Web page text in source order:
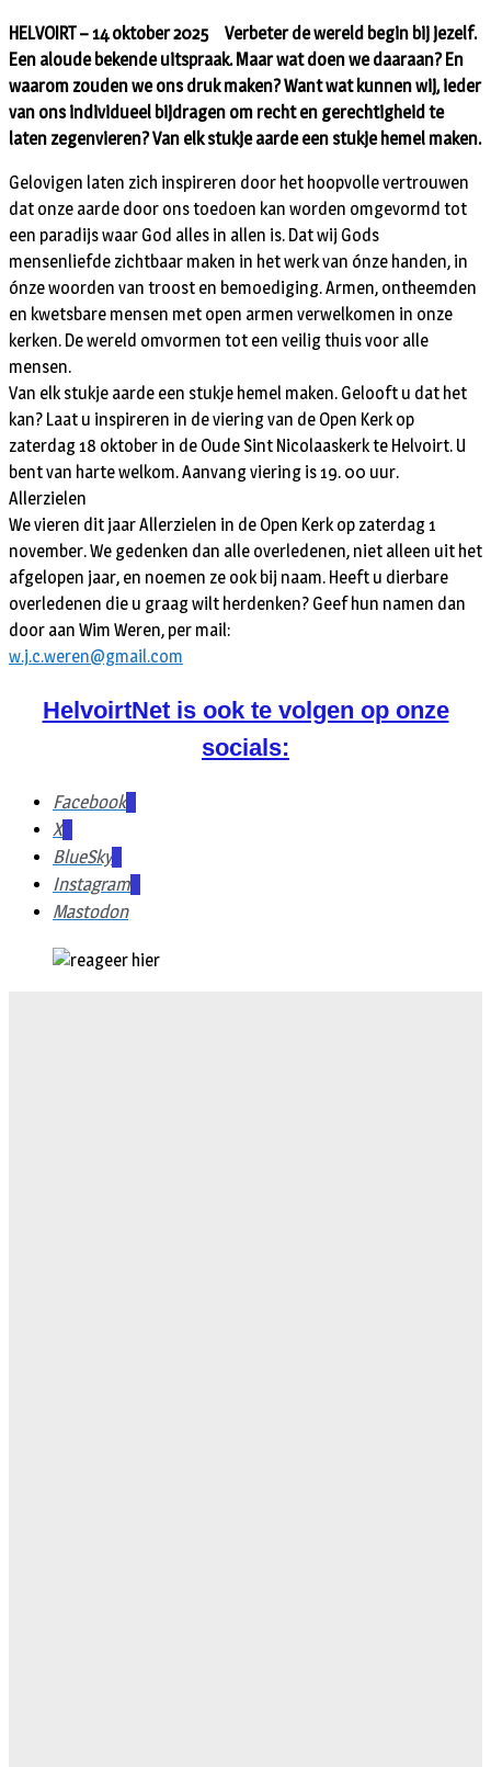
HELVOIRT – 14 oktober 2025 Verbeter de wereld begin bij jezelf.
Een aloude bekende uitspraak. Maar wat doen we daaraan? En
waarom zouden we ons druk maken? Want wat kunnen wij, ieder
van ons individueel bijdragen om recht en gerechtigheid te
laten zegenvieren? Van elk stukje aarde een stukje hemel maken.
Gelovigen laten zich inspireren door het hoopvolle vertrouwen
dat onze aarde door ons toedoen kan worden omgevormd tot
een paradijs waar God alles in allen is. Dat wij Gods
mensenliefde zichtbaar maken in het werk van ónze handen, in
ónze woorden van troost en bemoediging. Armen, ontheemden
en kwetsbare mensen met open armen verwelkomen in onze
kerken. De wereld omvormen tot een veilig thuis voor alle
mensen.
Van elk stukje aarde een stukje hemel maken. Gelooft u dat het
kan? Laat u inspireren in de viering van de Open Kerk op
zaterdag 18 oktober in de Oude Sint Nicolaaskerk te Helvoirt. U
bent van harte welkom. Aanvang viering is 19. 00 uur.
Allerzielen
We vieren dit jaar Allerzielen in de Open Kerk op zaterdag 1
november. We gedenken dan alle overledenen, niet alleen uit het
afgelopen jaar, en noemen ze ook bij naam. Heeft u dierbare
overledenen die u graag wilt herdenken? Geef hun namen dan
door aan Wim Weren, per mail:
w.j.c.weren@gmail.com
HelvoirtNet is ook te volgen op onze
socials:
Facebook
X
BlueSky
Instagram
Mastodon